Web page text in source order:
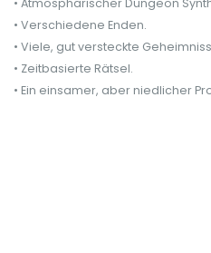
• Verschiedene Enden.
• Viele, gut versteckte
• Zeitbasierte Rätsel.
• Ein einsamer, aber niedlicher